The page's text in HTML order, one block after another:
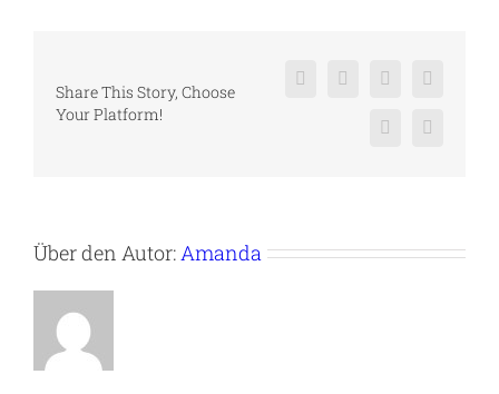
Share This Story, Choose
Your Platform!
Facebook
X RedditLinkedIn
PinterestVk
Über den Autor: Amanda